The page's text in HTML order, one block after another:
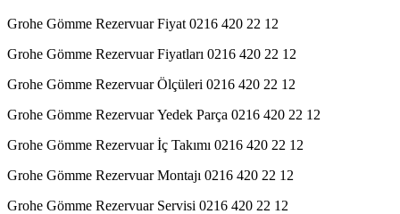
Grohe Gömme Rezervuar Fiyat 0216 420 22 12
Grohe Gömme Rezervuar Fiyatları 0216 420 22 12
Grohe Gömme Rezervuar Ölçüleri 0216 420 22 12
Grohe Gömme Rezervuar Yedek Parça 0216 420 22 12
Grohe Gömme Rezervuar İç Takımı 0216 420 22 12
Grohe Gömme Rezervuar Montajı 0216 420 22 12
Grohe Gömme Rezervuar Servisi 0216 420 22 12